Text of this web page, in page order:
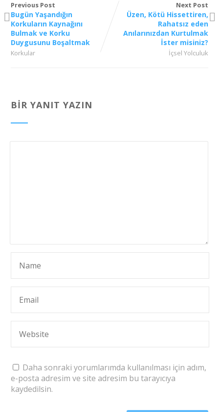
Previous Post
Bugün Yaşandığın
Korkuların Kaynağını
Bulmak ve Korku
Duygusunu Boşaltmak
Korkular
Next Post
Üzen, Kötü Hissettiren,
Rahatsız eden
Anılarınızdan Kurtulmak
İster misiniz?
İçsel Yolculuk
BIR YANIT YAZIN
Daha sonraki yorumlarımda kullanılması için adım,
e-posta adresim ve site adresim bu tarayıcıya
kaydedilsin.